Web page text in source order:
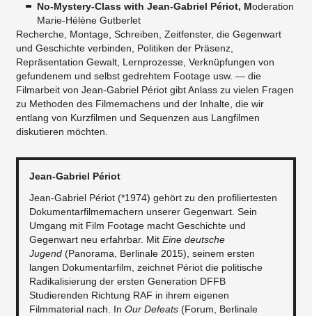
No-Mystery-Class with Jean-Gabriel Périot, Moderation
Marie-Hélène Gutberlet
Recherche, Montage, Schreiben, Zeitfenster, die Gegenwart
und Geschichte verbinden, Politiken der Präsenz,
Repräsentation Gewalt, Lernprozesse, Verknüpfungen von
gefundenem und selbst gedrehtem Footage usw. — die
Filmarbeit von Jean-Gabriel Périot gibt Anlass zu vielen Fragen
zu Methoden des Filmemachens und der Inhalte, die wir
entlang von Kurzfilmen und Sequenzen aus Langfilmen
diskutieren möchten.
Jean-Gabriel Périot
Jean-Gabriel Périot (*1974) gehört zu den profiliertesten
Dokumentarfilmemachern unserer Gegenwart. Sein
Umgang mit Film Footage macht Geschichte und
Gegenwart neu erfahrbar. Mit Eine deutsche
Jugend (Panorama, Berlinale 2015), seinem ersten
langen Dokumentarfilm, zeichnet Périot die politische
Radikalisierung der ersten Generation DFFB
Studierenden Richtung RAF in ihrem eigenen
Filmmaterial nach. In Our Defeats (Forum, Berlinale